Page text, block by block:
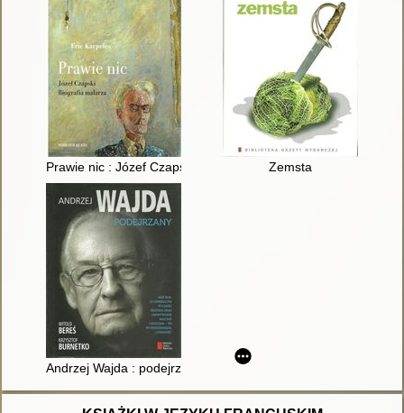
Prawie nic : Józef Czapski : biografia malarza
Zemsta
Andrzej Wajda : podejrzany